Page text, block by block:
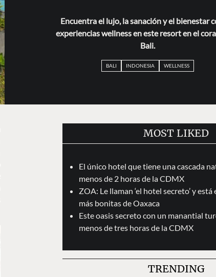
Encuentra el lujo, la sanación y el bienestar
experiencias wellness en este resort en el
Bali.
BALI INDONESIA WELLNESS
MOST LIKED
El único hotel que tiene una cascada
menos de 2 horas de la CDMX
ZOA: Le llaman ‘el hotel secreto’ y
más bonitas de Oaxaca
Este oasis secreto con un manantial
menos de tres horas de la CDMX
TRENDING